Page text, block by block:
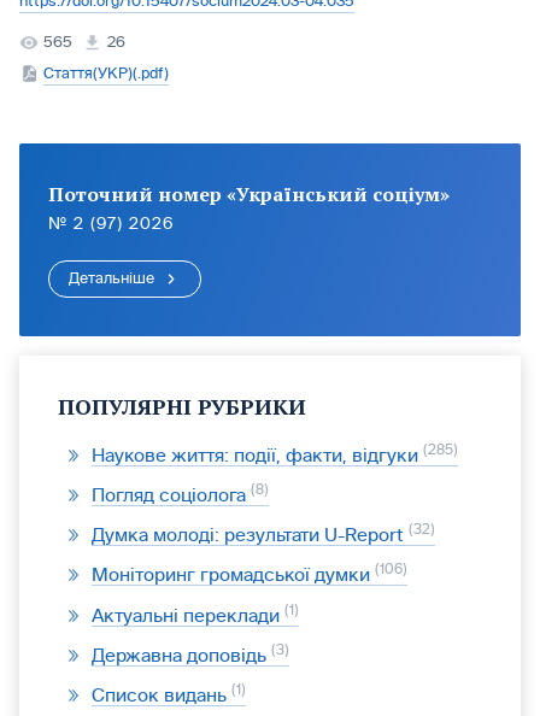
565
26
Стаття(УКР)(.pdf)
Поточний номер «Український соціум»
№ 2 (97) 2026
Детальніше
ПОПУЛЯРНІ РУБРИКИ
Наукове життя: події, факти, відгуки 285
Погляд соціолога 8
Думка молоді: результати U-Report 32
Моніторинг громадської думки 106
Актуальні переклади 1
Державна доповідь 3
Список видань 1